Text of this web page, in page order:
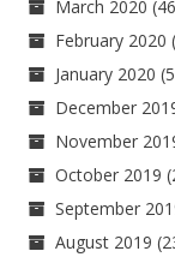
March 2020
February 2020
January 2020
December
November
October 2019
September
August 2019